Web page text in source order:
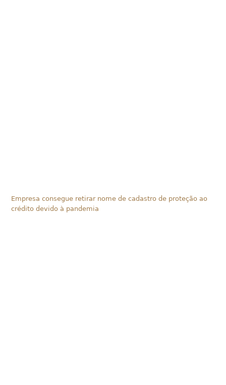
Empresa consegue retirar nome de cadastro de proteção ao
crédito devido à pandemia